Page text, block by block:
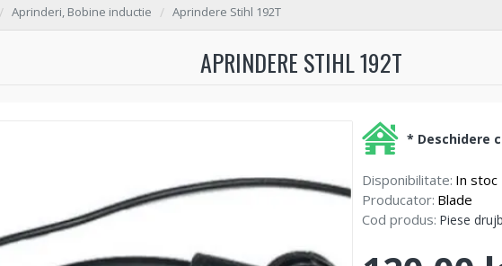
Aprinderi, Bobine inductie Aprindere Stihl 192T
APRINDERE STIHL 192T
Disponibilitate: In stoc
Producator: Blade
Cod produs: Piese
* Deschidere